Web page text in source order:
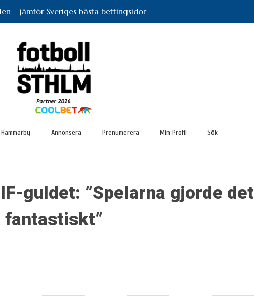
– jämför Sveriges bästa bettingsidor
Hammarby Annonsera Prenumerera Min Profil Sök
guldet: ”Spelarna gjorde det
fantastiskt”